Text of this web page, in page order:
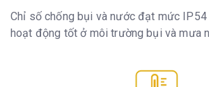
Chỉ số chống bụi và nước đạt mức
hoạt động tốt ở môi trường bụi và mưa